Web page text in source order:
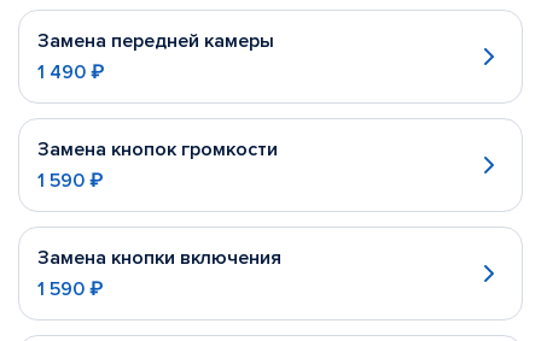
Замена передней камеры
1 490 ₽
Замена кнопок громкости
1 590 ₽
Замена кнопки включения
1 590 ₽